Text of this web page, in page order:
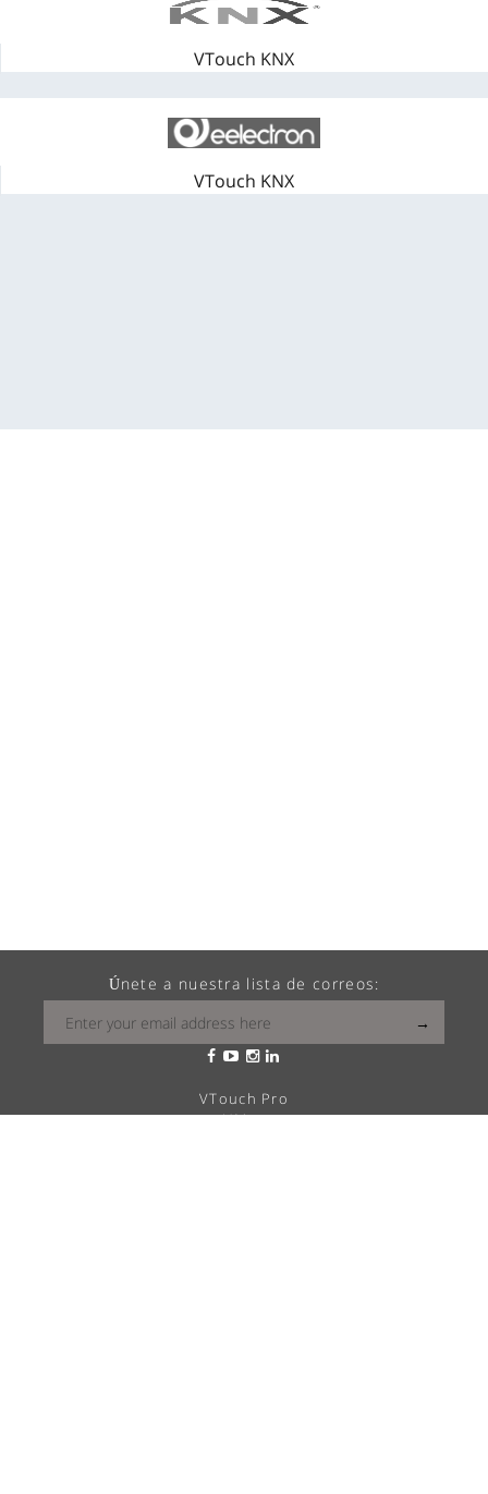
VTouch KNX
VTouch KNX
Únete a nuestra lista de correos:
VTouch Pro
VMax